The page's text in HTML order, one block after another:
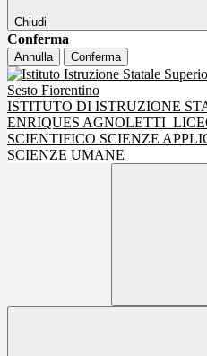
Chiudi
Conferma
Annulla Conferma
ISTITUTO DI ISTRUZIONE
ENRIQUES AGNOLETTI
SCIENTIFICO SCIENZE
SCIENZE UMANE